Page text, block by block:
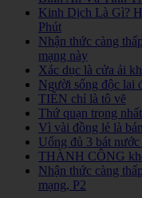
Kinh Dịch Là Gì?
Phút
Nhận thức càng
mạng này
Xác dục là cửa ải
Người sống độc lai
TIỀN chỉ là tô vẽ
Thứ quạn trọng
Vì vài đồng lẻ là
Uống đủ 3 bát
THÀNH CÔNG
Nhận thức càng
mạng, P2